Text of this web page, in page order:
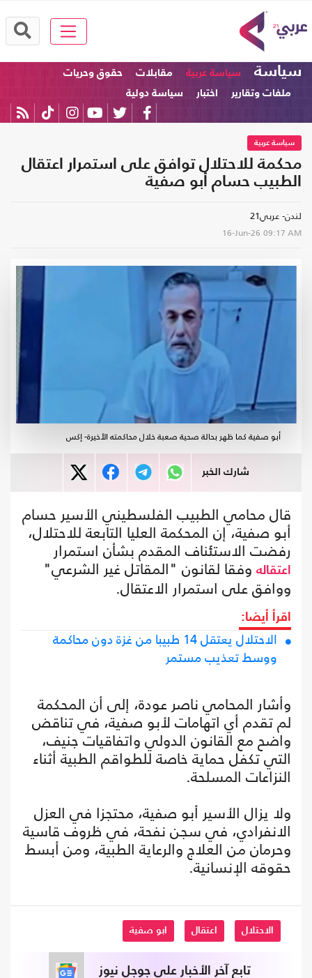
سياسة سياسة عربية مقابلات
حقوق وحريات
ملفات وتقارير
اختبار سياسة دولية
سياسة عربية
محكمة للاحتلال توافق على استمرار اعتقال
الطبيب حسام أبو صفية
لندن- عربي21
16-Jun-26 09:17 AM
أبو صفية كما ظهر بحالة صحية صعبة خلال محاكمته الأخيرة- إكس
شارك الخبر
قال محامي الطبيب الفلسطيني الأسير حسام
أبو صفية، إن المحكمة العليا التابعة للاحتلال،
رفضت الاستئناف المقدم بشأن استمرار
اعتقاله وفقا لقانون "المقاتل غير الشرعي"
ووافق على استمرار الاعتقال.
اقرأ أيضا:
الاحتلال يعتقل 14 طبيبا من غزة دون محاكمة
ووسط تعذيب مستمر
وأشار المحامي ناصر عودة، إلى أن المحكمة
لم تقدم أي اتهامات لأبو صفية، في تناقض
واضح مع القانون الدولي واتفاقيات جنيف،
التي تكفل حماية خاصة للطواقم الطبية أثناء
النزاعات المسلحة.
ولا يزال الأسير أبو صفية، محتجزا في العزل
الانفرادي، في سجن نفحة، في ظروف قاسية
وحرمان من العلاج والرعاية الطبية، ومن أبسط
حقوقه الإنسانية.
الاحتلال اعتقال ابو صفية
تابع آخر الأخبار على جوجل نيوز